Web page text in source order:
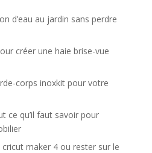
d’eau au jardin sans perdre
créer une haie brise-vue
corps inoxkit pour votre
ce qu’il faut savoir pour
maker 4 ou rester sur le